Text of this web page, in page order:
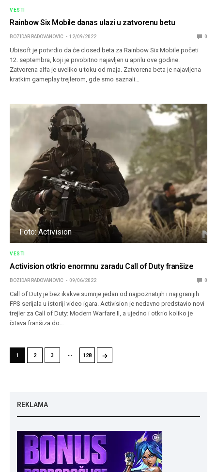
VESTI
Rainbow Six Mobile danas ulazi u zatvorenu betu
BOZIDAR RADOVANOVIC 12/09/2022 0
Ubisoft je potvrdio da će closed beta za Rainbow Six Mobile početi
12. septembra, koji je prvobitno najavljen u aprilu ove godine.
Zatvorena alfa je uveliko u toku od maja. Zatvorena beta je najavljena
kratkim gameplay trejlerom, gde smo saznali…
Foto: Activision
VESTI
Activision otkrio enormnu zaradu Call of Duty franšize
BOZIDAR RADOVANOVIC 09/06/2022 0
Call of Duty je bez ikakve sumnje jedan od najpoznatijih i najigranijih
FPS serijala u istoriji video igara. Activision je nedavno predstavio novi
trejler za Call of Duty: Modern Warfare II, a ujedno i otkrio koliko je
čitava franšiza do…
1 2 3 128 →
REKLAMA